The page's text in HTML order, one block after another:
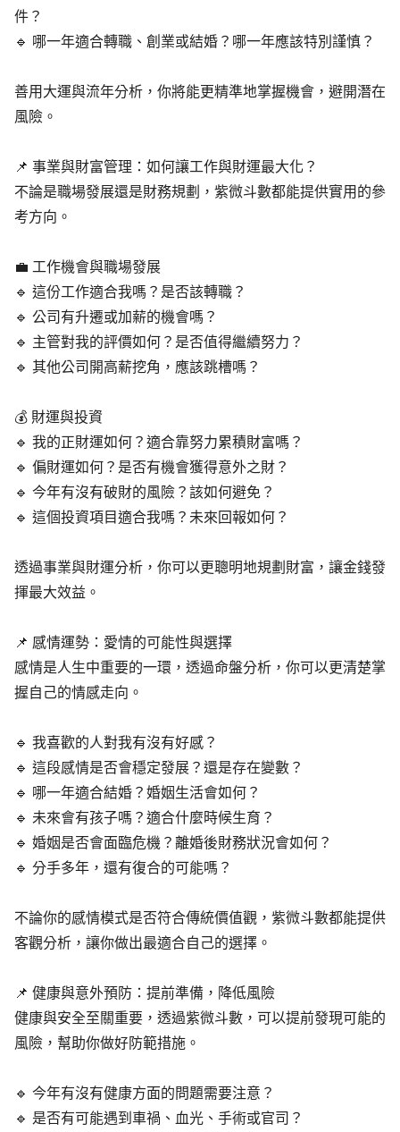
件？
🔹 哪一年適合轉職、創業或結婚？哪一年應該特別謹慎？
善用大運與流年分析，你將能更精準地掌握機會，避開潛在
風險。
📌 事業與財富管理：如何讓工作與財運最大化？
不論是職場發展還是財務規劃，紫微斗數都能提供實用的參
考方向。
💼 工作機會與職場發展
🔹 這份工作適合我嗎？是否該轉職？
🔹 公司有升遷或加薪的機會嗎？
🔹 主管對我的評價如何？是否值得繼續努力？
🔹 其他公司開高薪挖角，應該跳槽嗎？
💰 財運與投資
🔹 我的正財運如何？適合靠努力累積財富嗎？
🔹 偏財運如何？是否有機會獲得意外之財？
🔹 今年有沒有破財的風險？該如何避免？
🔹 這個投資項目適合我嗎？未來回報如何？
透過事業與財運分析，你可以更聰明地規劃財富，讓金錢發
揮最大效益。
📌 感情運勢：愛情的可能性與選擇
感情是人生中重要的一環，透過命盤分析，你可以更清楚掌
握自己的情感走向。
🔹 我喜歡的人對我有沒有好感？
🔹 這段感情是否會穩定發展？還是存在變數？
🔹 哪一年適合結婚？婚姻生活會如何？
🔹 未來會有孩子嗎？適合什麼時候生育？
🔹 婚姻是否會面臨危機？離婚後財務狀況會如何？
🔹 分手多年，還有復合的可能嗎？
不論你的感情模式是否符合傳統價值觀，紫微斗數都能提供
客觀分析，讓你做出最適合自己的選擇。
📌 健康與意外預防：提前準備，降低風險
健康與安全至關重要，透過紫微斗數，可以提前發現可能的
風險，幫助你做好防範措施。
🔹 今年有沒有健康方面的問題需要注意？
🔹 是否有可能遇到車禍、血光、手術或官司？